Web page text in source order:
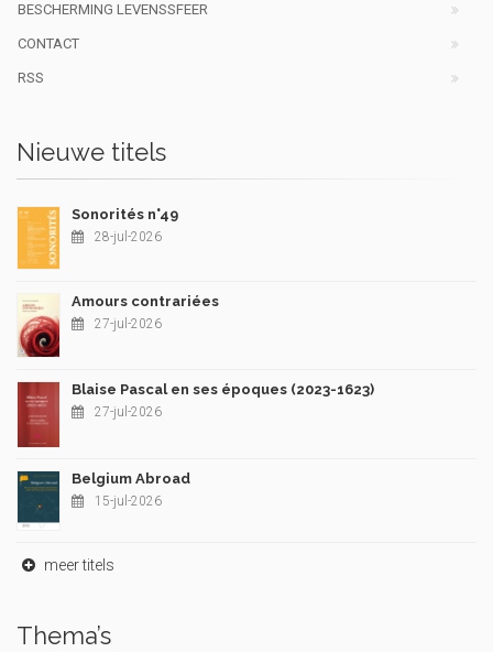
BESCHERMING LEVENSSFEER
CONTACT
RSS
Nieuwe titels
Sonorités n°49
28-jul-2026
Amours contrariées
27-jul-2026
Blaise Pascal en ses époques (2023-1623)
27-jul-2026
Belgium Abroad
15-jul-2026
meer titels
Thema’s